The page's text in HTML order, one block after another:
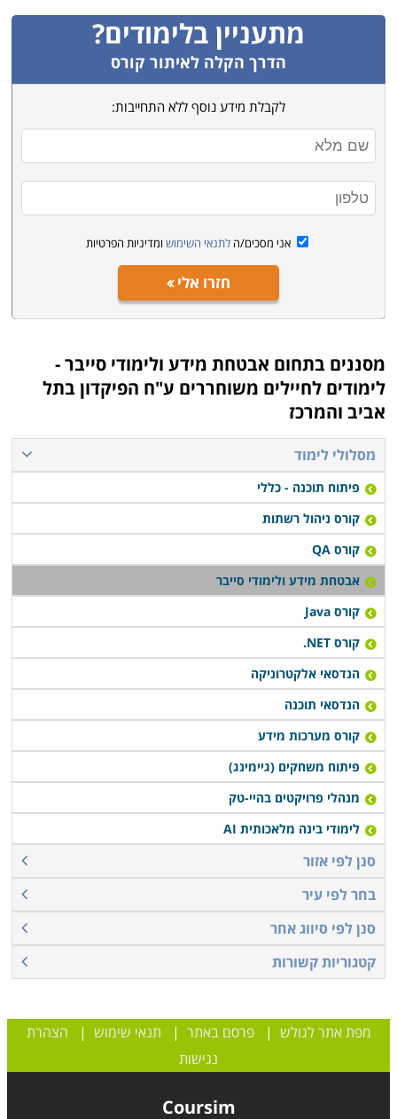
מתעניין בלימודים?
הדרך הקלה לאיתור קורס
לקבלת מידע נוסף ללא התחייבות:
אני מסכים/ה לתנאי השימוש ומדיניות הפרטיות
חזרו אלי
מסננים בתחום אבטחת מידע ולימודי סייבר -
לימודים לחיילים משוחררים ע"ח הפיקדון בתל
אביב והמרכז
מסלולי לימוד
פיתוח תוכנה - כללי
קורס ניהול רשתות
קורס QA
אבטחת מידע ולימודי סייבר
קורס Java
קורס NET.
הנדסאי אלקטרוניקה
הנדסאי תוכנה
קורס מערכות מידע
פיתוח משחקים (גיימינג)
מנהלי פרויקטים בהיי-טק
לימודי בינה מלאכותית AI
סנן לפי אזור
בחר לפי עיר
סנן לפי סיווג אחר
קטגוריות קשורות
מפת אתר לגולש |פרסם באתר | תנאי שימוש | הצהרת
נגישות
Coursim